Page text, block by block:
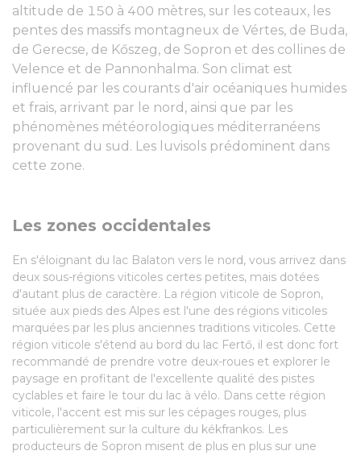
altitude de 150 à 400 mètres, sur les coteaux, les
pentes des massifs montagneux de Vértes, de Buda,
de Gerecse, de Kőszeg, de Sopron et des collines de
Velence et de Pannonhalma. Son climat est
influencé par les courants d'air océaniques humides
et frais, arrivant par le nord, ainsi que par les
phénomènes météorologiques méditerranéens
provenant du sud. Les luvisols prédominent dans
cette zone.
Les zones occidentales
En s'éloignant du lac Balaton vers le nord, vous arrivez dans
deux sous-régions viticoles certes petites, mais dotées
d'autant plus de caractère. La région viticole de Sopron,
située aux pieds des Alpes est l'une des régions viticoles
marquées par les plus anciennes traditions viticoles. Cette
région viticole s'étend au bord du lac Fertő, il est donc fort
recommandé de prendre votre deux-roues et explorer le
paysage en profitant de l'excellente qualité des pistes
cyclables et faire le tour du lac à vélo. Dans cette région
viticole, l'accent est mis sur les cépages rouges, plus
particulièrement sur la culture du kékfrankos. Les
producteurs de Sopron misent de plus en plus sur une